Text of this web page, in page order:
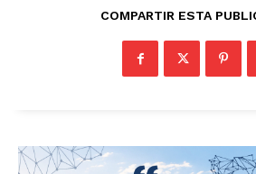
News
Magazine
COMPARTIR ESTA